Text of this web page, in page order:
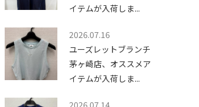
イテムが入荷しま...
2026.07.16
ユーズレットブランチ
茅ヶ崎店、オススメア
イテムが入荷しま...
2026.07.14